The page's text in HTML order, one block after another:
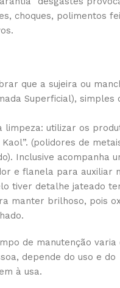
choques, polimentos
que a sujeira ou
Superficial), simples
limpeza: utilizar os
Kaol”. (polidores de
Inclusive acompanha
e flanela para auxiliar
tiver detalhe jateado
manter brilhoso, pois
de manutenção varia
depende do uso e do
à usa.